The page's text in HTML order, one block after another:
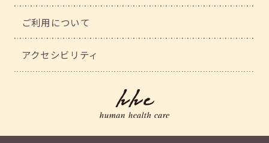
ご利用について
アクセシビリティ